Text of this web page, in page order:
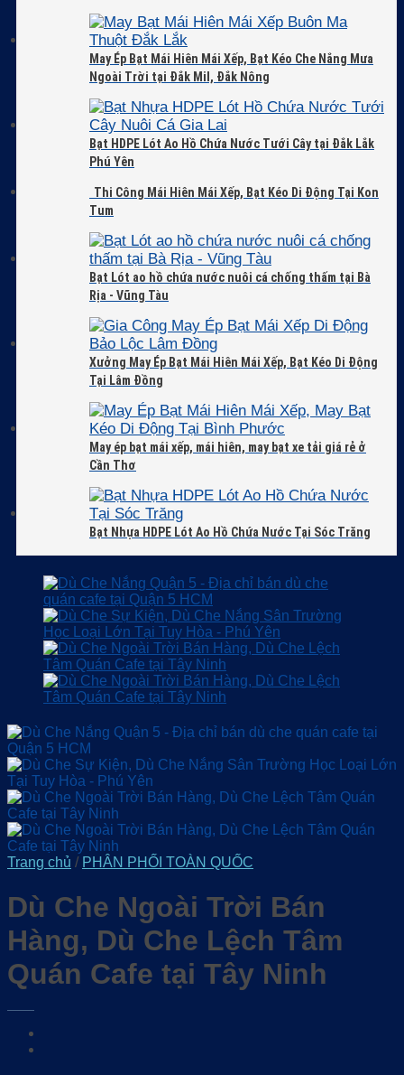
May Ép Bạt Mái Hiên Mái Xếp, Bạt Kéo Che Nắng Mưa
Ngoài Trời tại Đắk Mil, Đắk Nông
Bạt HDPE Lót Ao Hồ Chứa Nước Tưới Cây tại Đắk Lắk
Phú Yên
Thi Công Mái Hiên Mái Xếp, Bạt Kéo Di Động Tại Kon
Tum
Bạt Lót ao hồ chứa nước nuôi cá chống thấm tại Bà
Rịa - Vũng Tàu
Xưởng May Ép Bạt Mái Hiên Mái Xếp, Bạt Kéo Di Động
Tại Lâm Đồng
May ép bạt mái xếp, mái hiên, may bạt xe tải giá rẻ ở
Cần Thơ
Bạt Nhựa HDPE Lót Ao Hồ Chứa Nước Tại Sóc Trăng
Trang chủ / PHÂN PHỐI TOÀN QUỐC
Dù Che Ngoài Trời Bán
Hàng, Dù Che Lệch Tâm
Quán Cafe tại Tây Ninh